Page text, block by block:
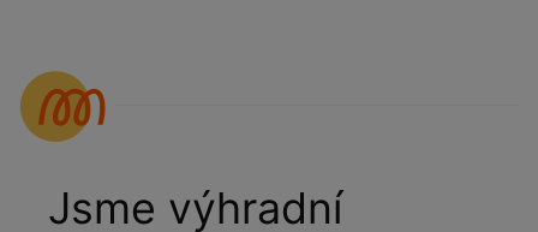
Jsme výhradní